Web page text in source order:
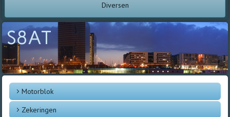
Diversen
S8AT
Motorblok
Zekeringen